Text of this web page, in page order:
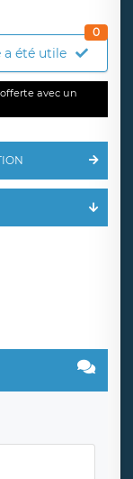
a été utile
0
avec un